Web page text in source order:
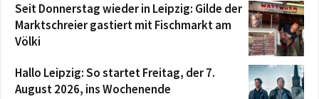
Seit Donnerstag wieder in Leipzig: Gilde der
Marktschreier gastiert mit Fischmarkt am
Völki
Hallo Leipzig: So startet Freitag, der 7.
August 2026, ins Wochenende